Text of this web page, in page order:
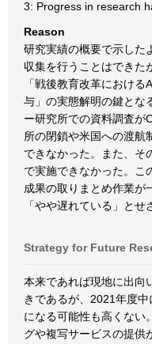
3: Progress in research
Reason
研究実績の概要で示した
収集を行うことはできた
「戦後教育改革におけ
与」の実態解明の鍵とな
ー研究所での資料調査が
所の閉鎖や米国への渡航
できなかった。また、そ
で実施できなかった。こ
成果の取りまとめ作業が
「やや遅れている」とせ
Strategy for Future
本来であれば現地に出向
きであるが、2021年度
になる可能性も高くない
グや複写サービスの提供